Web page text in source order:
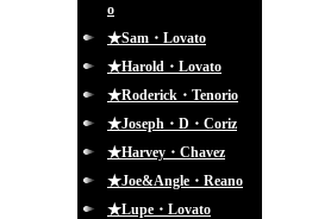
o
★Sam・Lovato
★Harold・Lovato
★Roderick・Tenorio
★Joseph・D・Coriz
★Harvey・Chavez
★Joe&Angle・Reano
★Lupe・Lovato